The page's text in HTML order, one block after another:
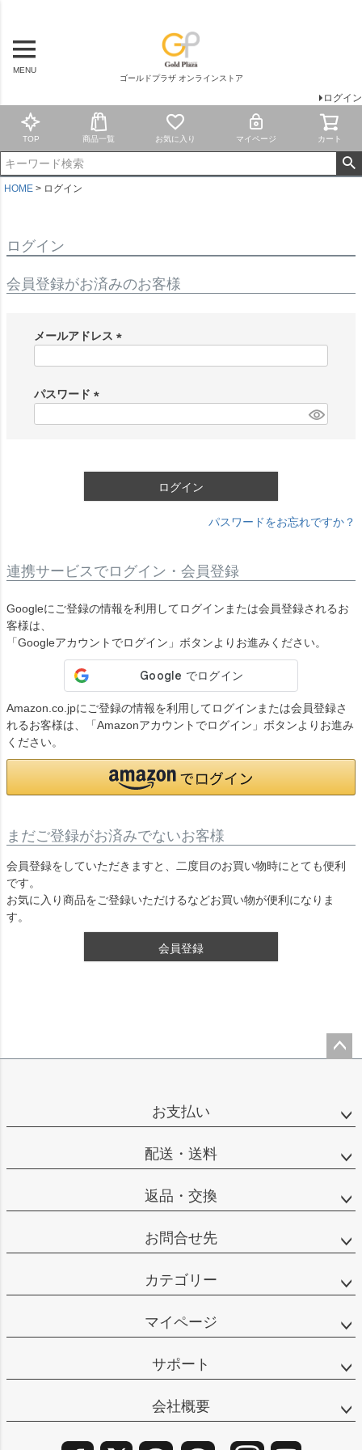
MENU
ゴールドプラザ オンラインストア
ログイン
TOP 商品一覧 お気に入り マイページ カート
HOME ログイン
ログイン
会員登録がお済みのお客様
メールアドレス
)
パスワード
ログイン
パスワードをお忘れですか？
連携サービスでログイン・会員登録
Googleにご登録の情報を利用してログインまたは会員登録されるお
客様は、
「Googleアカウントでログイン」ボタンよりお進みください。
Amazon.co.jpにご登録の情報を利用してログインまたは会員登録さ
れるお客様は、「Amazonアカウントでログイン」ボタンよりお進み
ください。
まだご登録がお済みでないお客様
会員登録をしていただきますと、二度目のお買い物時にとても便利
です。
お気に入り商品をご登録いただけるなどお買い物が便利になりま
す。
会員登録
お支払い
配送・送料
返品・交換
お問合せ先
カテゴリー
マイページ
サポート
会社概要